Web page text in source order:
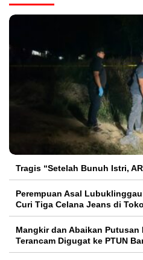
Tragis “Setelah Bunuh Istri,
Perempuan Asal
Curi Tiga Celana Jeans di
Mangkir dan Abaikan Putusan
Terancam Digugat ke PTUN